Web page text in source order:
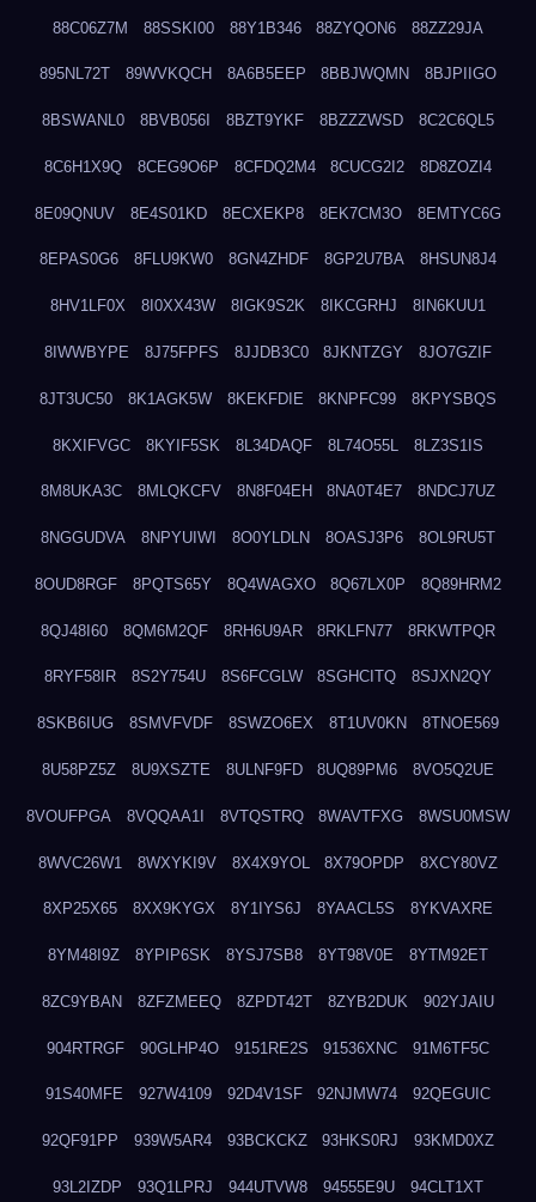
88C06Z7M 88SSKI00 88Y1B346 88ZYQON6 88ZZ29JA
895NL72T 89WVKQCH 8A6B5EEP 8BBJWQMN 8BJPIIGO
8BSWANL0 8BVB056I 8BZT9YKF 8BZZZWSD 8C2C6QL5
8C6H1X9Q 8CEG9O6P 8CFDQ2M4 8CUCG2I2 8D8ZOZI4
8E09QNUV 8E4S01KD 8ECXEKP8 8EK7CM3O 8EMTYC6G
8EPAS0G6 8FLU9KW0 8GN4ZHDF 8GP2U7BA 8HSUN8J4
8HV1LF0X 8I0XX43W 8IGK9S2K 8IKCGRHJ 8IN6KUU1
8IWWBYPE 8J75FPFS 8JJDB3C0 8JKNTZGY 8JO7GZIF
8JT3UC50 8K1AGK5W 8KEKFDIE 8KNPFC99 8KPYSBQS
8KXIFVGC 8KYIF5SK 8L34DAQF 8L74O55L 8LZ3S1IS
8M8UKA3C 8MLQKCFV 8N8F04EH 8NA0T4E7 8NDCJ7UZ
8NGGUDVA 8NPYUIWI 8O0YLDLN 8OASJ3P6 8OL9RU5T
8OUD8RGF 8PQTS65Y 8Q4WAGXO 8Q67LX0P 8Q89HRM2
8QJ48I60 8QM6M2QF 8RH6U9AR 8RKLFN77 8RKWTPQR
8RYF58IR 8S2Y754U 8S6FCGLW 8SGHCITQ 8SJXN2QY
8SKB6IUG 8SMVFVDF 8SWZO6EX 8T1UV0KN 8TNOE569
8U58PZ5Z 8U9XSZTE 8ULNF9FD 8UQ89PM6 8VO5Q2UE
8VOUFPGA 8VQQAA1I 8VTQSTRQ 8WAVTFXG 8WSU0MSW
8WVC26W1 8WXYKI9V 8X4X9YOL 8X79OPDP 8XCY80VZ
8XP25X65 8XX9KYGX 8Y1IYS6J 8YAACL5S 8YKVAXRE
8YM48I9Z 8YPIP6SK 8YSJ7SB8 8YT98V0E 8YTM92ET
8ZC9YBAN 8ZFZMEEQ 8ZPDT42T 8ZYB2DUK 902YJAIU
904RTRGF 90GLHP4O 9151RE2S 91536XNC 91M6TF5C
91S40MFE 927W4109 92D4V1SF 92NJMW74 92QEGUIC
92QF91PP 939W5AR4 93BCKCKZ 93HKS0RJ 93KMD0XZ
93L2IZDP 93Q1LPRJ 944UTVW8 94555E9U 94CLT1XT